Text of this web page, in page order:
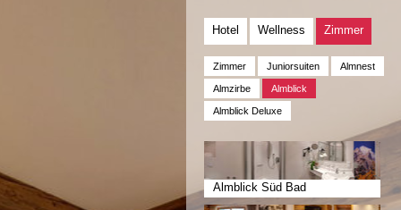
Hotel Wellness Zimmer
Zimmer Juniorsuiten Almnest
Almzirbe Almblick
Almblick Deluxe
Almblick Süd Bad